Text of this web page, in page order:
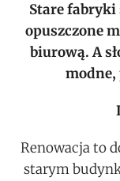
Stare
opuszczone
biurową. A
Renowacja to
starym